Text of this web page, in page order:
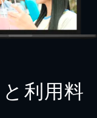
利用料